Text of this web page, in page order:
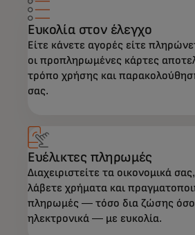
Ευκολία στον έλεγχο
Είτε κάνετε αγορές είτε
οι προπληρωμένες κάρτες
τρόπο χρήσης και
σας.
Ευέλικτες πληρωμές
Διαχειριστείτε τα οικονομικά
λάβετε χρήματα και
πληρωμές — τόσο δια ζώσης όσο
ηλεκτρονικά — με ευκολία.